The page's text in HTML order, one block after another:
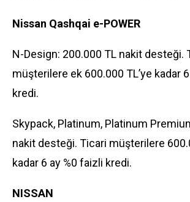
Nissan Qashqai e-POWER
N-Design: 200.000 TL nakit desteği.
müşterilere ek 600.000 TL’ye kadar
kredi.
Skypack, Platinum, Platinum
nakit desteği. Ticari müşterilere
kadar 6 ay %0 faizli kredi.
NISSAN